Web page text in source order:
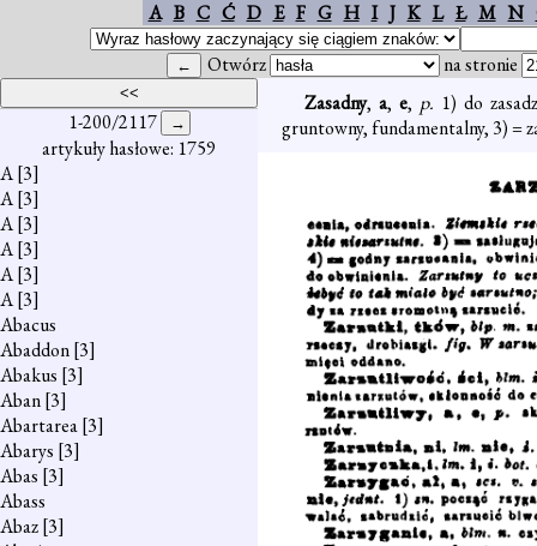
A B C Ć D E F G H I J K L Ł M N
Otwórz na stronie
1-200/2117
artykuły hasłowe: 1759
A[3]
A[3]
A[3]
A[3]
A[3]
A[3]
Abacus
Abaddon[3]
Abakus [3]
Aban[3]
Abartarea[3]
Abarys [3]
Abas [3]
Abass
Abaz[3]
Zasadny, a, e, p. 1) do
gruntowny, fundamentalny, 3) =